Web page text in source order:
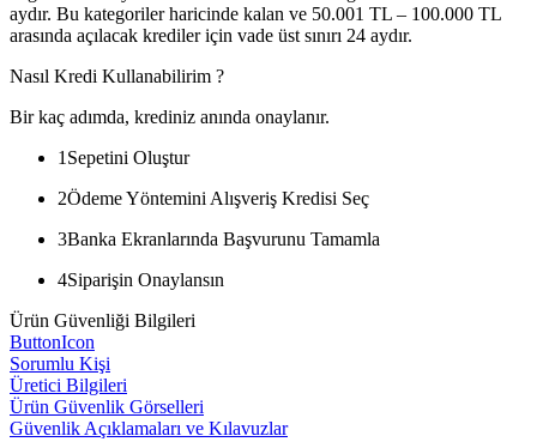
aydır. Bu kategoriler haricinde kalan ve 50.001 TL – 100.000 TL
arasında açılacak krediler için vade üst sınırı 24 aydır.
Nasıl Kredi Kullanabilirim ?
Bir kaç adımda, krediniz anında onaylanır.
1 Sepetini Oluştur
2Ödeme Yöntemini Alışveriş Kredisi Seç
3Banka Ekranlarında Başvurunu Tamamla
4Siparişin Onaylansın
Ürün Güvenliği Bilgileri
ButtonIcon
Sorumlu Kişi
Üretici Bilgileri
Ürün Güvenlik Görselleri
Güvenlik Açıklamaları ve Kılavuzlar